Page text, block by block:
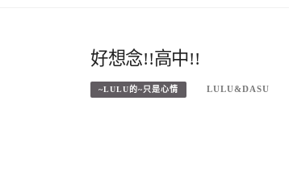
好想念!!高中!!
~LULU的~只是心情 LULU&DASU